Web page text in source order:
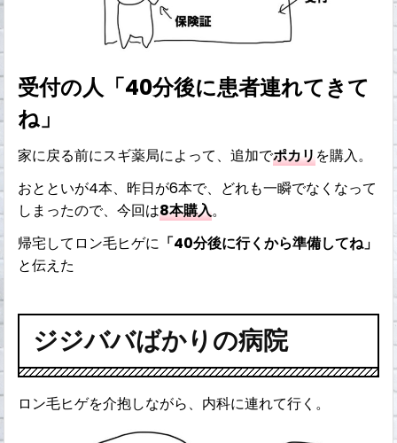
受付の人「40分後に患者連れてきて
ね」
家に戻る前にスギ薬局によって、追加でポカリを購入。
おとといが4本、昨日が6本で、どれも一瞬でなくなって
しまったので、今回は8本購入。
帰宅してロン毛ヒゲに 「40分後に行くから準備してね」
と伝えた
ジジババばかりの病院
ロン毛ヒゲを介抱しながら、内科に連れて行く。